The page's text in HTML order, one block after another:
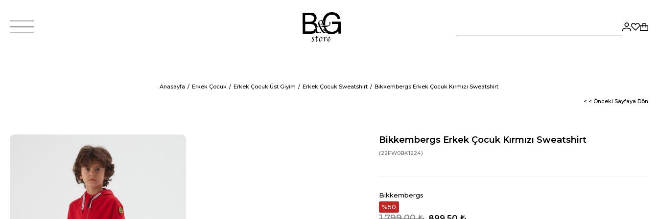
Anasayfa Erkek Çocuk Erkek Çocuk Üst Giyim Erkek Çocuk Sweatshirt Bikkembergs Erkek Çocuk Kırmızı Sweatshirt
< < Önceki Sayfaya Dön
Bikkembergs Erkek Çocuk Kırmızı Sweatshirt
(22FW0BK1224)
Bikkembergs
50